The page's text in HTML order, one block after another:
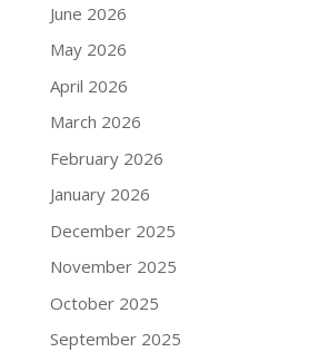
June 2026
May 2026
April 2026
March 2026
February 2026
January 2026
December 2025
November 2025
October 2025
September 2025